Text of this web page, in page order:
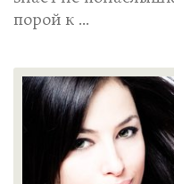
порой к …